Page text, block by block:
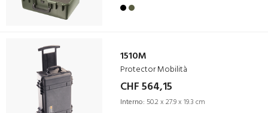
1510M
Protector Mobilità
CHF 564,15
Interno: 50.2 x 27.9 x 19.3 cm